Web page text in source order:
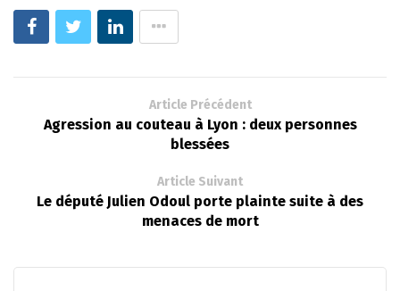
Article Précédent
Agression au couteau à Lyon : deux personnes
blessées
Article Suivant
Le député Julien Odoul porte plainte suite à des
menaces de mort